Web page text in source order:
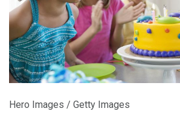
Hero Images / Getty Images